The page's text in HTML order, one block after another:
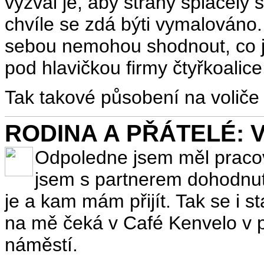
chvíle se zdá býti
sebou nemohou shodnout,
pod hlavičkou firmy
Tak takové působení na
RODINA A PŘÁTELÉ:
Odpoledne jsem měl
jsem s partnerem
je a kam mám přijít. Tak se i
na mě čeká v Café Kenvelo v
náměstí.